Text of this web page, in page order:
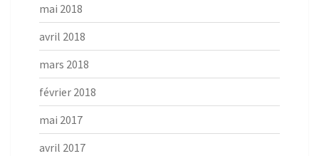
mai 2018
avril 2018
mars 2018
février 2018
mai 2017
avril 2017